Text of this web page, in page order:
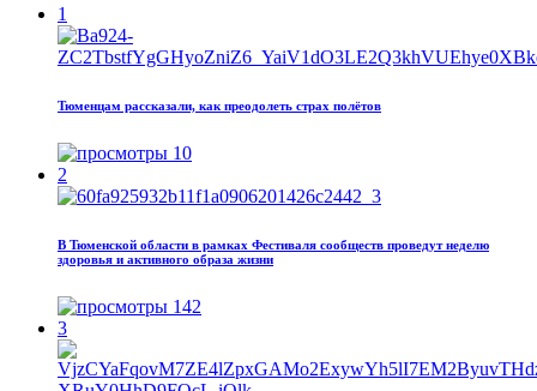
1
Тюменцам рассказали, как преодолеть страх полётов
10
2
В Тюменской области в рамках Фестиваля сообществ проведут неделю
здоровья и активного образа жизни
142
3